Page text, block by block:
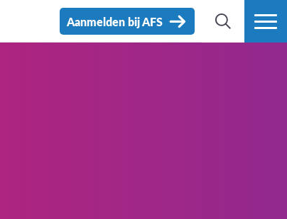
ZOEK MEER
Aanmelden bij AFS